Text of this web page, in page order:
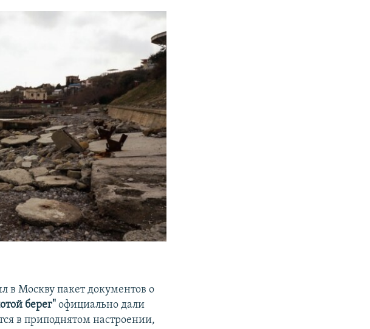
в Москву пакет документов о
берег"официально дали
в приподнятом настроении,